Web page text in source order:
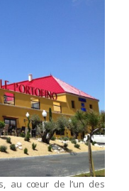
au cœur de l’un des